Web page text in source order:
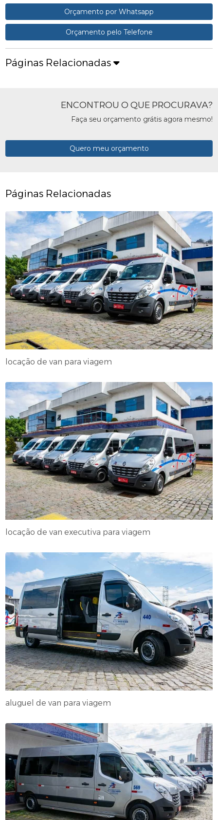
Orçamento por Whatsapp
Orçamento pelo Telefone
Páginas Relacionadas
ENCONTROU O QUE PROCURAVA?
Faça seu orçamento grátis agora mesmo!
Quero meu orçamento
Páginas Relacionadas
locação de van para viagem
locação de van executiva para viagem
aluguel de van para viagem